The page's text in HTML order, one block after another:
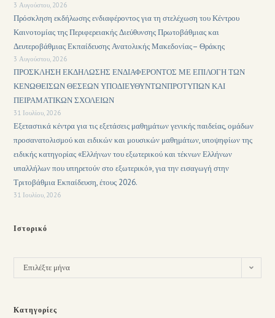
3 Αυγούστου, 2026
Πρόσκληση εκδήλωσης ενδιαφέροντος για τη στελέχωση του Κέντρου
Καινοτομίας της Περιφερειακής Διεύθυνσης Πρωτοβάθμιας και
Δευτεροβάθμιας Εκπαίδευσης Ανατολικής Μακεδονίας– Θράκης
3 Αυγούστου, 2026
ΠΡΟΣΚΛΗΣΗ ΕΚΔΗΛΩΣΗΣ ΕΝΔΙΑΦΕΡΟΝΤΟΣ ΜΕ ΕΠΙΛΟΓΗ ΤΩΝ
ΚΕΝΩΘΕΙΣΩΝ ΘΕΣΕΩΝ ΥΠΟΔΙΕΥΘΥΝΤΩΝΠΡΟΤΥΠΩΝ ΚΑΙ
ΠΕΙΡΑΜΑΤΙΚΩΝ ΣΧΟΛΕΙΩΝ
31 Ιουλίου, 2026
Εξεταστικά κέντρα για τις εξετάσεις μαθημάτων γενικής παιδείας, ομάδων
προσανατολισμού και ειδικών και μουσικών μαθημάτων, υποψηφίων της
ειδικής κατηγορίας «Ελλήνων του εξωτερικού και τέκνων Ελλήνων
υπαλλήλων που υπηρετούν στο εξωτερικό», για την εισαγωγή στην
Τριτοβάθμια Εκπαίδευση, έτους 2026.
31 Ιουλίου, 2026
Ιστορικό
Επιλέξτε μήνα
Κατηγορίες